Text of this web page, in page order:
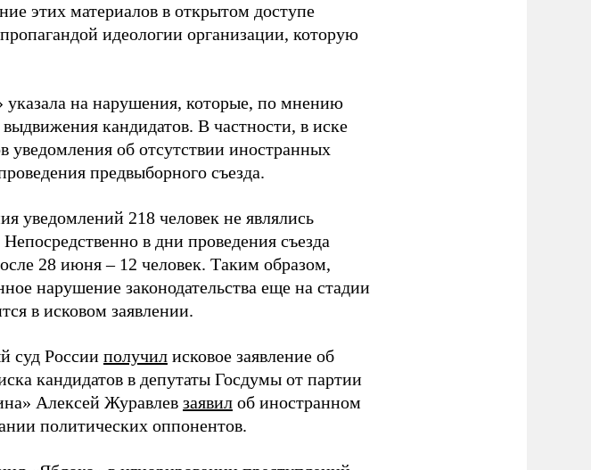
этих материалов в открытом доступе
идеологии организации, которую
на нарушения, которые, по мнению
кандидатов. В частности, в иске
уведомления об отсутствии иностранных
предвыборного съезда.
уведомлений 218 человек не являлись
в дни проведения съезда
28 июня – 12 человек. Таким образом,
нарушение законодательства еще на стадии
в исковом заявлении.
суд России получил исковое заявление об
кандидатов в депутаты Госдумы от партии
Алексей Журавлев заявил об иностранном
политических оппонентов.